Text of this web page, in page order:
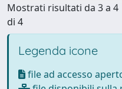
Mostrati risultati da 3 a 4
di 4
Legenda icone
file ad accesso